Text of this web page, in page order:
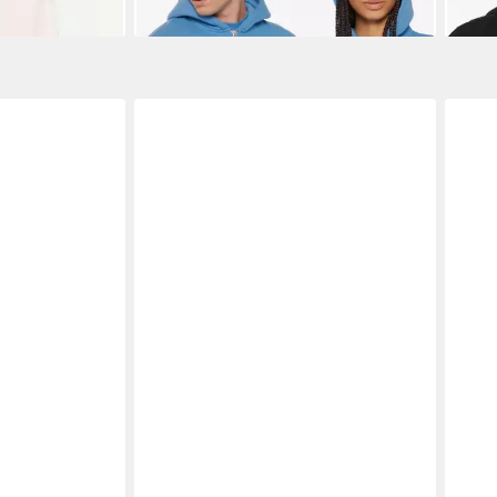
-47% -